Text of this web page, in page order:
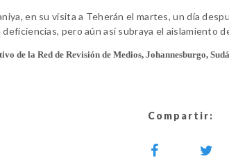
en su visita a Teherán el martes, un día
pero aún así subraya el aislamiento
de la Red de Revisión de Medios, Johannesburgo,
Compartir: